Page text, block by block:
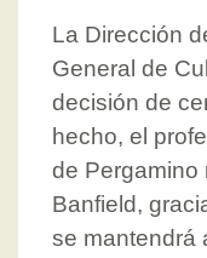
La Dirección
General de
decisión de
hecho, el
de Pergamino
Banfield,
se mantendrá